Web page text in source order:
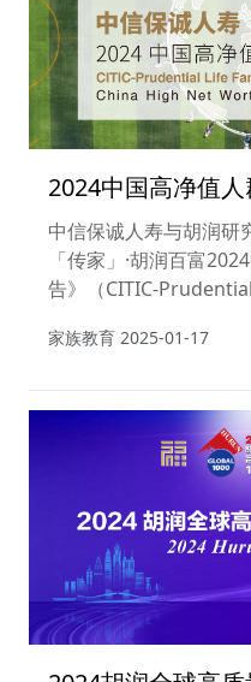
2024中国高净值
中信保诚人寿与胡润研
「传家」·胡润百富
告》（CITIC-
Education 2024）。这
状况，以及他们对于自
学校教育、家族传承
划，进而为高净值家
家族教育 2025-01-17